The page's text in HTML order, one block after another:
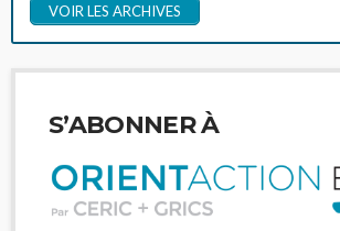
VOIR LES ARCHIVES
S’ABONNER À